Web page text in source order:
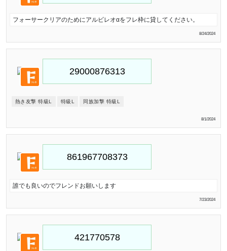
フォーサークリアのためにアルビレオαをフレ枠に貸してください。
8/24/2024
熱き友撃 特級L 特級L 同族加撃 特級L
8/1/2024
誰でも良いのでフレンドお願いします
7/23/2024